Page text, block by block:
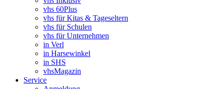
vhs 60Plus
vhs für Kitas & Tageseltern
vhs für Schulen
vhs für Unternehmen
in Verl
in Harsewinkel
in SHS
vhsMagazin
Service